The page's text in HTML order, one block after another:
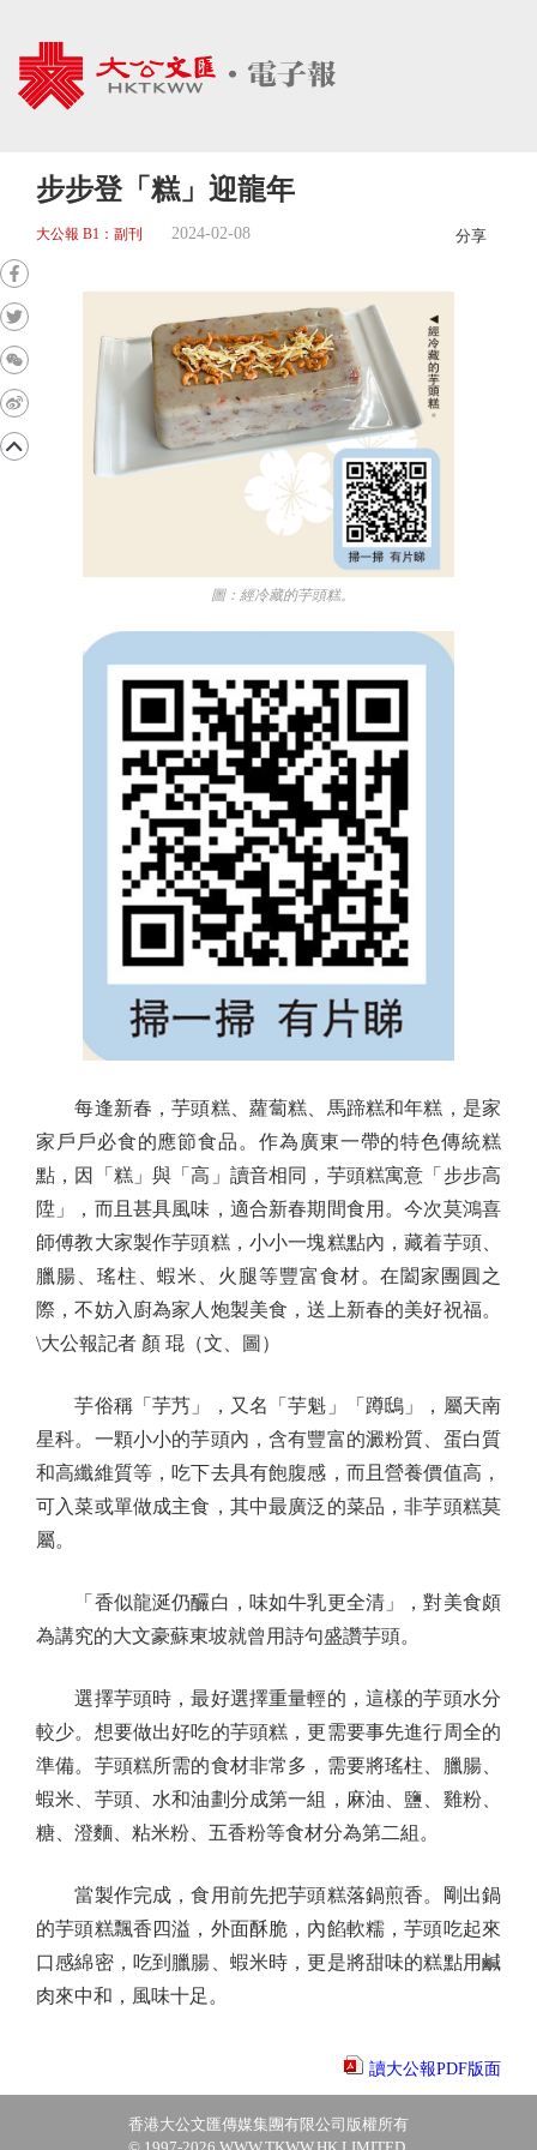
步步登「糕」迎龍年
大公報 B1：副刊 2024-02-08 分享
圖：經冷藏的芋頭糕。
每逢新春，芋頭糕、蘿蔔糕、馬蹄糕和年糕，是家
家戶戶必食的應節食品。作為廣東一帶的特色傳統糕
點，因「糕」與「高」讀音相同，芋頭糕寓意「步步高
陞」，而且甚具風味，適合新春期間食用。今次莫鴻喜
師傅教大家製作芋頭糕，小小一塊糕點內，藏着芋頭、
臘腸、瑤柱、蝦米、火腿等豐富食材。在闔家團圓之
際，不妨入廚為家人炮製美食，送上新春的美好祝福。
\大公報記者 顏 琨（文、圖）
芋俗稱「芋艿」，又名「芋魁」「蹲鴟」，屬天南
星科。一顆小小的芋頭內，含有豐富的澱粉質、蛋白質
和高纖維質等，吃下去具有飽腹感，而且營養價值高，
可入菜或單做成主食，其中最廣泛的菜品，非芋頭糕莫
屬。
「香似龍涎仍釅白，味如牛乳更全清」，對美食頗
為講究的大文豪蘇東坡就曾用詩句盛讚芋頭。
選擇芋頭時，最好選擇重量輕的，這樣的芋頭水分
較少。想要做出好吃的芋頭糕，更需要事先進行周全的
準備。芋頭糕所需的食材非常多，需要將瑤柱、臘腸、
蝦米、芋頭、水和油劃分成第一組，麻油、鹽、雞粉、
糖、澄麵、粘米粉、五香粉等食材分為第二組。
當製作完成，食用前先把芋頭糕落鍋煎香。剛出鍋
的芋頭糕飄香四溢，外面酥脆，內餡軟糯，芋頭吃起來
口感綿密，吃到臘腸、蝦米時，更是將甜味的糕點用鹹
肉來中和，風味十足。
讀大公報PDF版面
香港大公文匯傳媒集團有限公司版權所有